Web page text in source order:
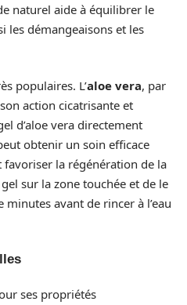
naturel aide à équilibrer le
les démangeaisons et les
populaires. L’aloe vera, par
action cicatrisante et
d’aloe vera directement
obtenir un soin efficace
la régénération de la
sur la zone touchée et de le
avant de rincer à l’eau
ses propriétés